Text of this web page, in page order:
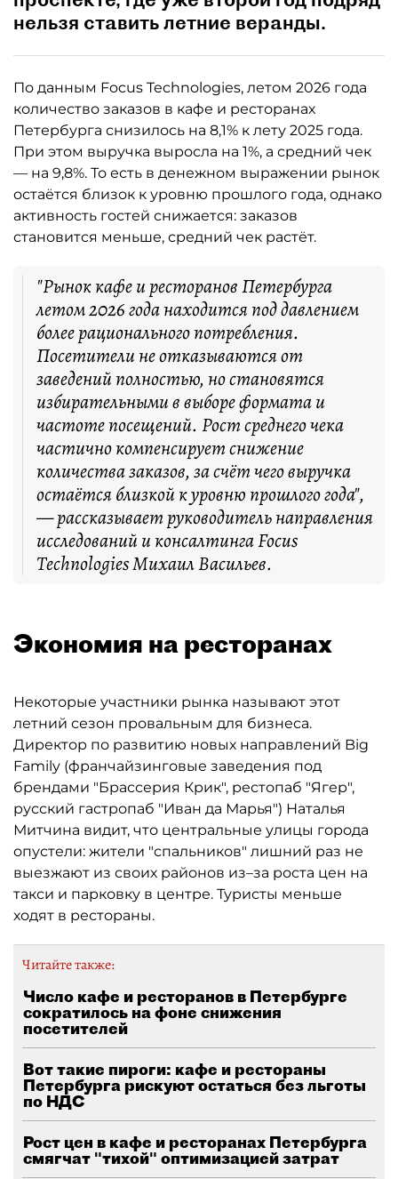
нельзя ставить летние веранды.
По данным Focus Technologies, летом 2026 года
количество заказов в кафе и ресторанах
Петербурга снизилось на 8,1% к лету 2025 года.
При этом выручка выросла на 1%, а средний чек
— на 9,8%. То есть в денежном выражении рынок
остаётся близок к уровню прошлого года, однако
активность гостей снижается: заказов
становится меньше, средний чек растёт.
"Рынок кафе и ресторанов Петербурга
летом 2026 года находится под давлением
более рационального потребления.
Посетители не отказываются от
заведений полностью, но становятся
избирательными в выборе формата и
частоте посещений. Рост среднего чека
частично компенсирует снижение
количества заказов, за счёт чего выручка
остаётся близкой к уровню прошлого года",
— рассказывает руководитель направления
исследований и консалтинга Focus
Technologies Михаил Васильев.
Экономия на ресторанах
Некоторые участники рынка называют этот
летний сезон провальным для бизнеса.
Директор по развитию новых направлений Big
Family (франчайзинговые заведения под
брендами "Брассерия Крик", рестопаб "Ягер",
русский гастропаб "Иван да Марья") Наталья
Митчина видит, что центральные улицы города
опустели: жители "спальников" лишний раз не
выезжают из своих районов из–за роста цен на
такси и парковку в центре. Туристы меньше
ходят в рестораны.
Читайте также:
Число кафе и ресторанов в Петербурге
сократилось на фоне снижения
посетителей
Вот такие пироги: кафе и рестораны
Петербурга рискуют остаться без льготы
по НДС
Рост цен в кафе и ресторанах Петербурга
смягчат "тихой" оптимизацией затрат